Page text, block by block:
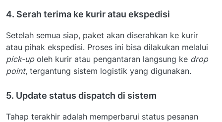
4. Serah terima ke kurir atau ekspedisi
Setelah semua siap, paket akan diserahkan ke kurir
atau pihak ekspedisi. Proses ini bisa dilakukan melalui
pick-upoleh kurir atau pengantaran langsung ke drop
point, tergantung sistem logistik yang digunakan.
5. Update status dispatch di sistem
Tahap terakhir adalah memperbarui status pesanan